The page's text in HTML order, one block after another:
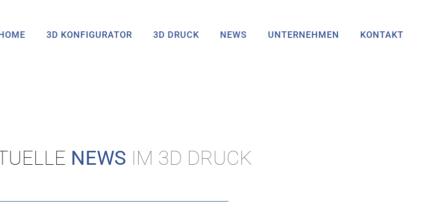
3D KONFIGURATOR 3D DRUCK NEWS UNTERNEHMEN KONTAKT
NEWS IM 3D DRUCK